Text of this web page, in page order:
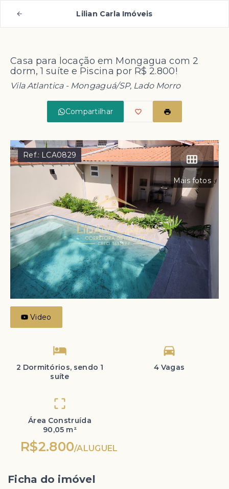
Lilian Carla Imóveis
Casa para locação em Mongagua com 2
dorm, 1 suíte e Piscina por R$ 2.800!
Vila Atlantica - Mongaguá/SP, Lado Morro
Compartilhar
Mais fotos
Ref.: LCA0829
Video
2 Dormitórios, sendo 1
suíte
4 Vagas
Área Construída
90,05 m²
R$2.800/ALUGUEL
Ficha do imóvel